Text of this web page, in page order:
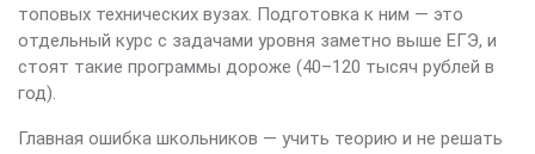
топовых технических вузах. Подготовка к ним — это
отдельный курс с задачами уровня заметно выше ЕГЭ, и
стоят такие программы дороже (40–120 тысяч рублей в
год).
Главная ошибка школьников — учить теорию и не решать